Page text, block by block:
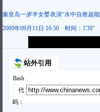
秦皇岛一岁半女婴表演“水中自救超
2009年09月11日 16:50
时间： 1'39"
站外引用
flash
代
码：